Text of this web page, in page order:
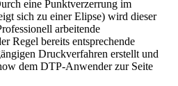
eine Punktverzerrung im
sich zu einer Elipse) wird dieser
arbeitende
Regel bereits entsprechende
Druckverfahren erstellt und
dem DTP-Anwender zur Seite